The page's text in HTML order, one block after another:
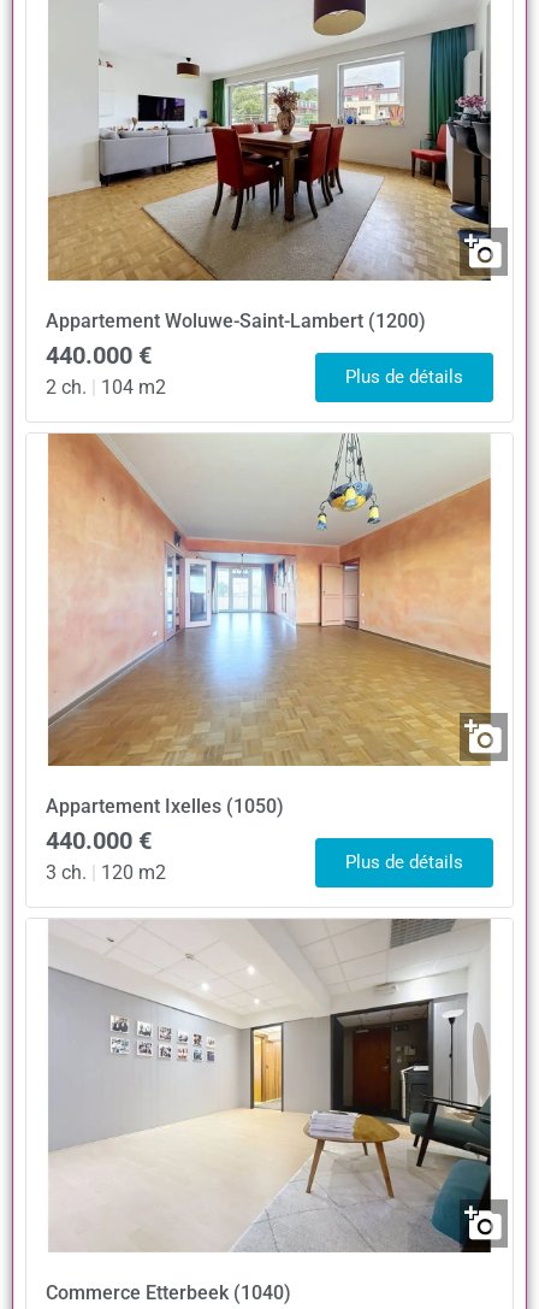
Appartement Woluwe-Saint-Lambert (1200)
440.000 €
2 ch. | 104 m2 Plus de détails
Appartement Ixelles (1050)
440.000 €
3 ch. 120 m2 Plus de détails
Commerce Etterbeek (1040)